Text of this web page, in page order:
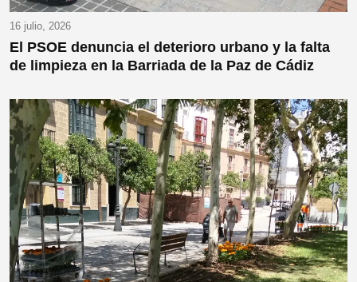
16 julio, 2026
El PSOE denuncia el deterioro urbano y la falta
de limpieza en la Barriada de la Paz de Cádiz